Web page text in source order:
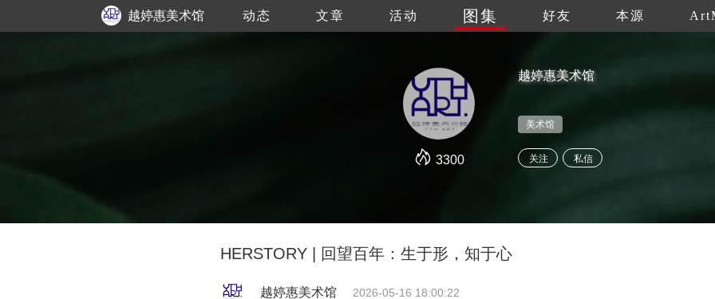
越婷惠美术馆 动态 文章 活动 图集 好友 本源
3300
越婷惠美术馆
美术馆
关注 私信
HERSTORY | 回望百年：生于形，知于心
越婷惠美术馆 2026-05-16 18:00:22